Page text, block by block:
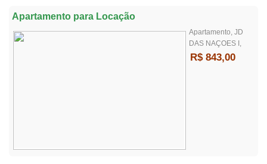
Apartamento para Locação
Apartamento, JD
DAS NAÇOES I,
R$ 843,00